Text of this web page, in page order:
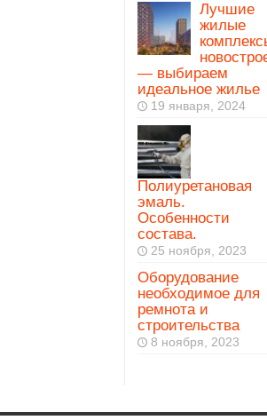
Лучшие
жилые
— выбираем
идеальное жилье
19 января, 2024
Полиуретановая
эмаль.
Особенности
состава.
25 ноября, 2023
Оборудование
необходимое для
ремнота и
строительства
8 ноября, 2023